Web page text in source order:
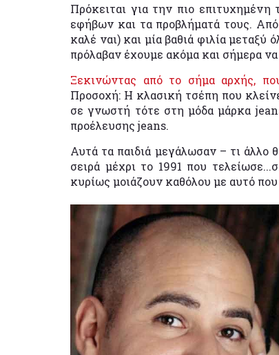
Πρόκειται για την πιο
εφήβων και τα προβλήματά τους.
καλέ ναι) και μία βαθιά φιλία
πρόλαβαν έχουμε ακόμα και σήμερα
Ξεκινώντας από το σήμα αρχής,
Προσοχή: Η κλασική τσέπη που
σε γνωστή τότε στη μόδα μάρκα
προέλευσης jeans.
Αυτά τα παιδιά μεγάλωσαν – τι άλλο
σειρά μέχρι το 1991 που
κυρίως μοιάζουν καθόλου με αυτό